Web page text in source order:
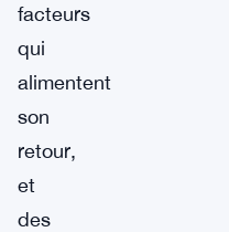
facteurs
qui
alimentent
son
retour,
et
des